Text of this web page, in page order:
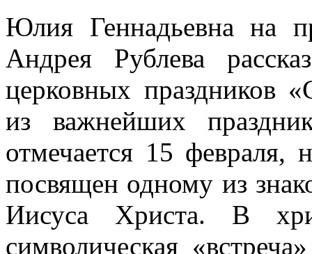
Юлия Геннадьевна на
Андрея Рублева
церковных праздников
из важнейших
отмечается 15 февраля,
посвящен одному из
Иисуса Христа. В
символическая